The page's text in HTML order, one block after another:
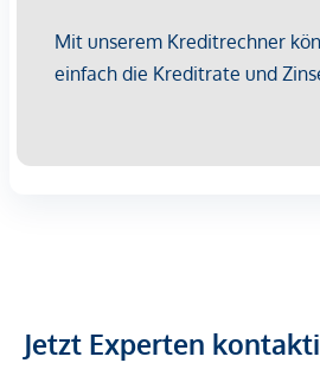
Jetzt Experten